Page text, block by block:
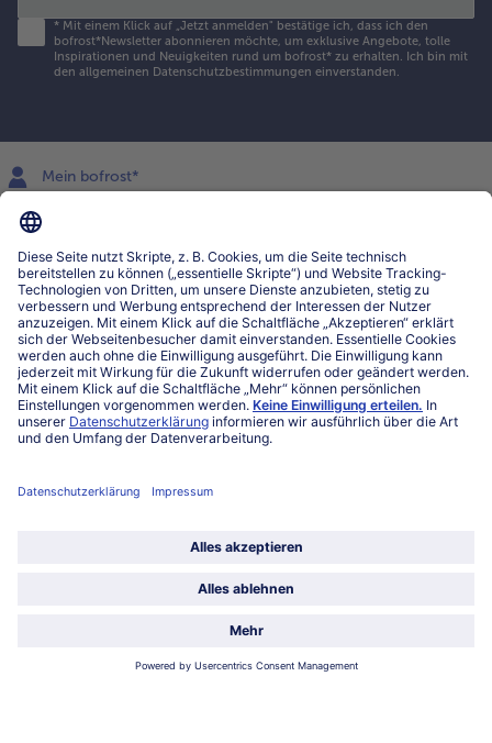
* Mit einem Klick auf „Jetzt anmelden" bestätige ich, dass ich den
bofrost*Newsletter abonnieren möchte, um exklusive Angebote, tolle
Inspirationen und Neuigkeiten rund um bofrost* zu erhalten. Ich bin mit
den allgemeinen Datenschutzbestimmungen einverstanden.
Mein bofrost*
www.bofrost.lu
027863232
Mo-Fr. von 7 bis 20 Uhr
Service
Über bofrost*